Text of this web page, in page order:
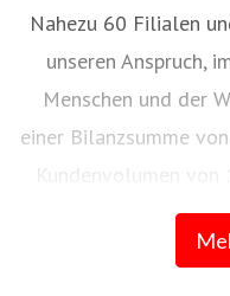
Nahezu 60 Filialen
unseren Anspruch,
Menschen und der
einer Bilanzsumme
Kundenvolumen von
Mitarbeitenden ist
Breisgau das größte